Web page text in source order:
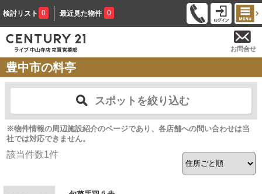
検討リスト 0 最近見た物件 0
お問合せ
豊中市の料亭
スポットを絞り込む
※物件情報の周辺施設紹介のページであり、各店舗への問い合わせは当
社では対応できません。
該当件数1件